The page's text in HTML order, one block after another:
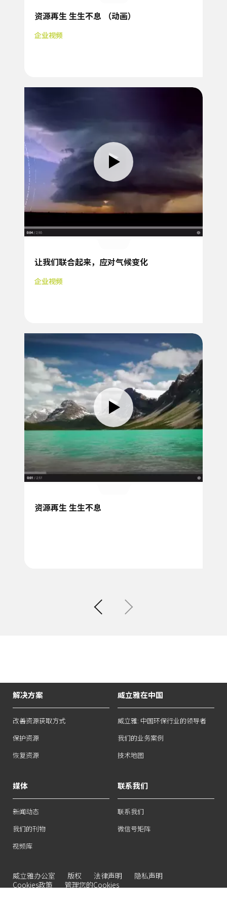
资源再生 生生不息 （动画）
企业视频
让我们联合起来，应对气候变化
企业视频
资源再生 生生不息
解决方案
改善资源获取方式
保护资源
恢复资源
威立雅在中国
威立雅: 中国环保行业的领导者
我们的业务案例
技术地图
媒体
新闻动态
我们的刊物
视频库
联系我们
联系我们
微信号矩阵
威立雅办公室 版权 法律声明
隐私声明
Cookies政策
管理您的Cookies